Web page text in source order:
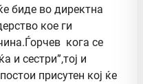
биде во директна
кое ги
кога се
и сестри”,тој и
присутен кој ќе